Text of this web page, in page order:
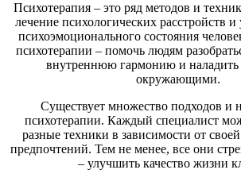
Психотерапия – это ряд методов и
лечение психологических расстройств
психоэмоционального состояния
психотерапии – помочь людям
внутреннюю гармонию и наладить
окружающими.
Существует множество подходов и
психотерапии. Каждый специалист
разные техники в зависимости от
предпочтений. Тем не менее, все они
– улучшить качество жизни